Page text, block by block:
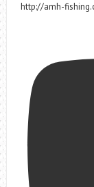
http://amh-